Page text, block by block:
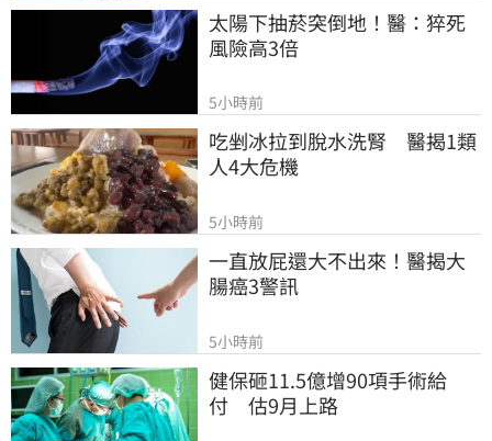
太陽下抽菸突倒地！醫：猝死
風險高3倍
5小時前
吃剉冰拉到脫水洗腎　醫揭1類
人4大危機
5小時前
一直放屁還大不出來！醫揭大
腸癌3警訊
5小時前
健保砸11.5億增90項手術給
付　估9月上路